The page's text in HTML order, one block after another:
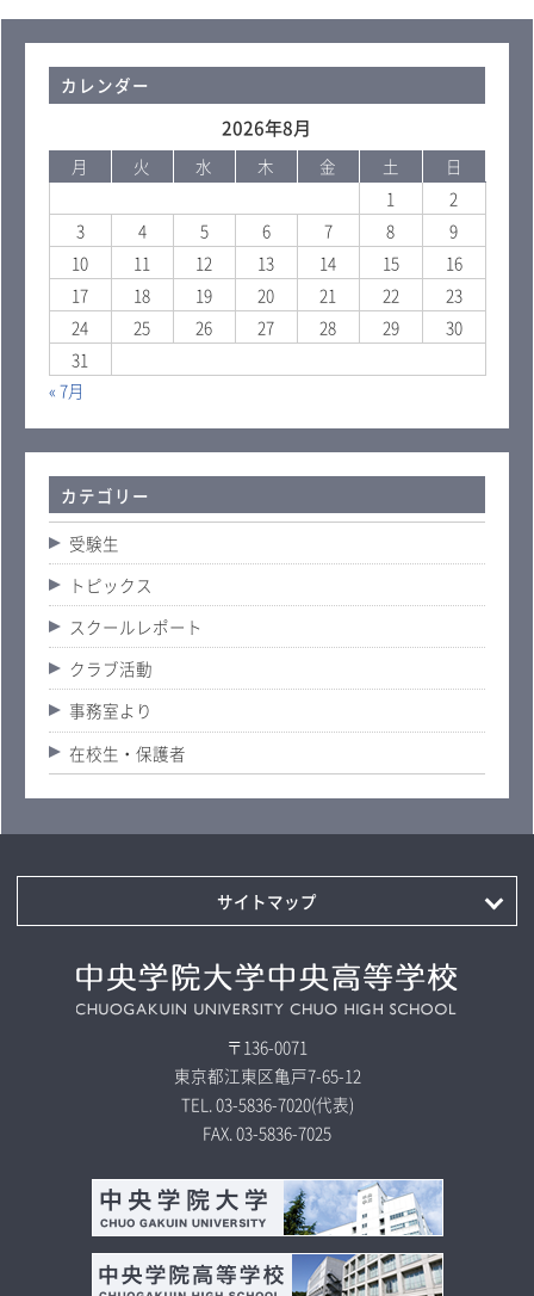
カレンダー
2026年8月
月 火 水 木 金 土
日
1
2
3
4 5 6 7 8
9
10
11 12 13 14 15
16
17
18 19 20 21 22
23
24
25 26 27 28 29
30
31
« 7月
カテゴリー
受験生
トピックス
スクールレポート
クラブ活動
事務室より
在校生・保護者
サイトマップ
〒136-0071
東京都江東区亀戸7-65-12
TEL.03-5836-7020(代表)
FAX.03-5836-7025